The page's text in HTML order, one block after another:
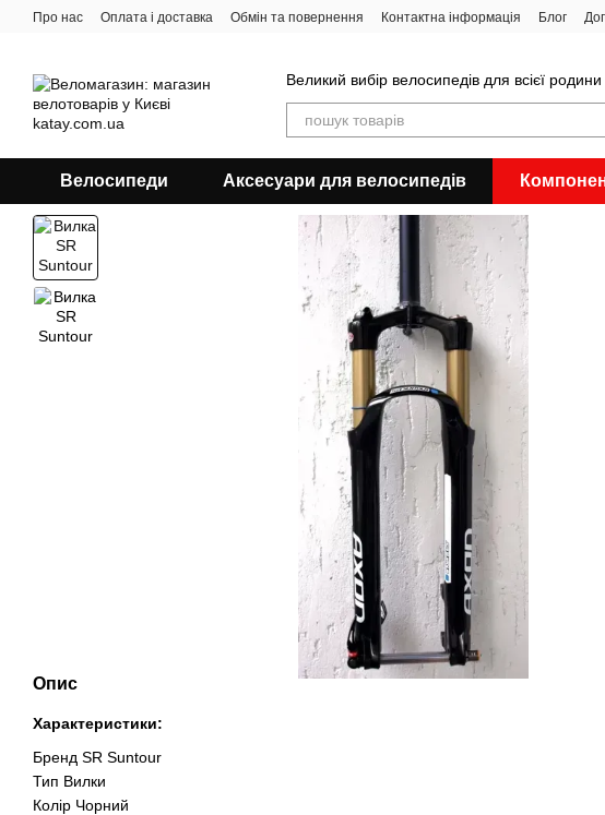
Перейти до основного контенту
Про нас Оплата і доставка Обмін та повернення Контактна інформація Блог
Великий вибір велосипедів для всієї
Велосипеди Аксесуари для велосипедів
Опис
Характеристики:
Бренд SR Suntour
Тип Вилки
Колір Чорний